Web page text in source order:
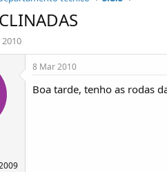
8 Mar 2010
Boa tarde, tenho as rodas